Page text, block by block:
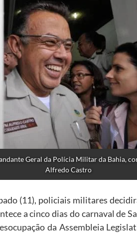
Geral da Polícia Militar da Bahia,
Alfredo Castro
(11), policiais militares
a cinco dias do carnaval de
da Assembleia